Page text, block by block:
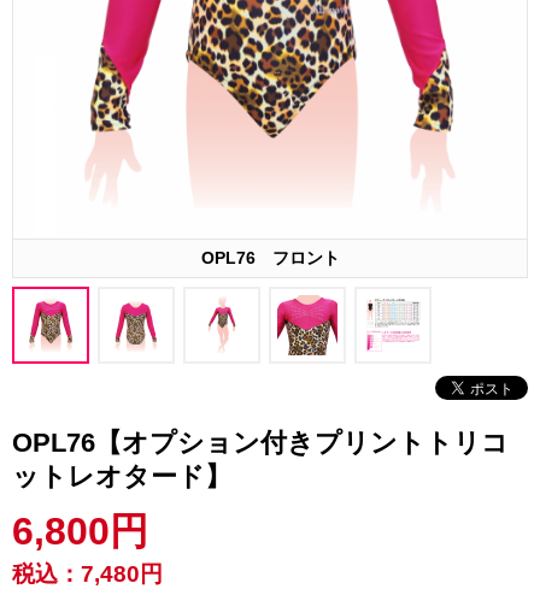
OPL76 フロント
OPL76【オプション付きプリントトリコ
ットレオタード】
6,800円
税込： 7,480円